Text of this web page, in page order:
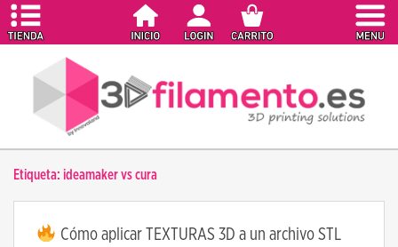
Etiqueta: ideamaker vs cura
Cómo aplicar TEXTURAS 3D a un archivo STL